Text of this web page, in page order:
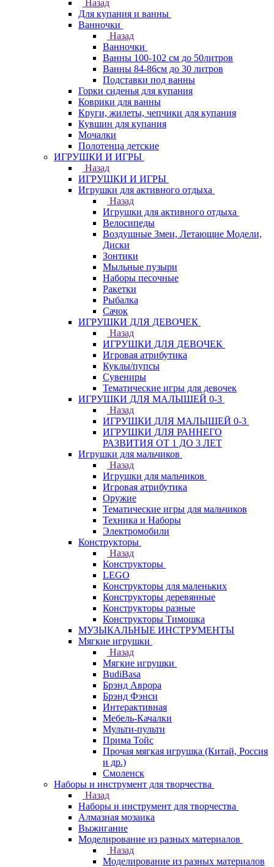
Назад
Для купания и ванны
Ванночки
Назад
Ванночки
Ванны 100-102 см до 50литров
Ванны 84-86см до 30 литров
Подставки под ванны
Горки сиденья для купания
Коврики для ванны
Круги, жилеты, чепчики для купания
Кувшин для купания
Мочалки
Полотенца детские
ИГРУШКИ И ИГРЫ
Назад
ИГРУШКИ И ИГРЫ
Игрушки для активного отдыха
Назад
Игрушки для активного отдыха
Велосипеды
Воздушные Змеи, Летающие Модели,
Диски
Зонтики
Мыльные пузыри
Наборы песочные
Ракетки
Рыбалка
Сачок
ИГРУШКИ ДЛЯ ДЕВОЧЕК
Назад
ИГРУШКИ ДЛЯ ДЕВОЧЕК
Игровая атрибутика
Куклы/пупсы
Сувениры
Тематические игры для девочек
ИГРУШКИ ДЛЯ МАЛЫШЕЙ 0-3
Назад
ИГРУШКИ ДЛЯ МАЛЫШЕЙ 0-3
ИГРУШКИ ДЛЯ РАННЕГО
РАЗВИТИЯ ОТ 1 ДО 3 ЛЕТ
Игрушки для мальчиков
Назад
Игрушки для мальчиков
Игровая атрибутика
Оружие
Тематические игры для мальчиков
Техника и Наборы
Электромобили
Конструкторы
Назад
Конструкторы
LEGO
Конструкторы для маленьких
Конструкторы деревянные
Конструкторы разные
Конструкторы Тимошка
МУЗЫКАЛЬНЫЕ ИНСТРУМЕНТЫ
Мягкие игрушки
Назад
Мягкие игрушки
BudiBasa
Брэнд Аврора
Брэнд Фэнси
Интерактивная
Мебель-Качалки
Мульти-пульти
Прима Тойс
Прочая мягкая игрушка (Китай, Россия
и др.)
Смоленск
Наборы и инструмент для творчества
Назад
Наборы и инструмент для творчества
Алмазная мозаика
Выжигание
Моделирование из разных материалов
Назад
Моделирование из разных материалов